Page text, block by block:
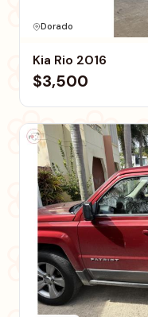
Dorado
Kia Rio 2016
$3,500